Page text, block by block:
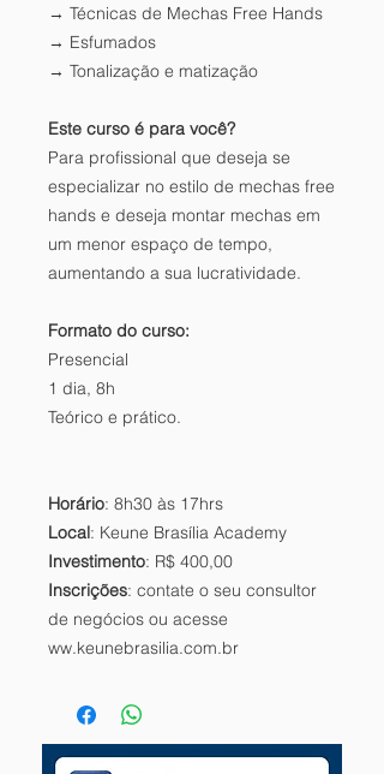
→ Técnicas de Mechas Free Hands
→ Esfumados
→ Tonalização e matização
Este curso é para você?
Para profissional que deseja se
especializar no estilo de mechas free
hands e deseja montar mechas em
um menor espaço de tempo,
aumentando a sua lucratividade.
Formato do curso:
Presencial
1 dia, 8h
Teórico e prático.
Horário: 8h30 às 17hrs
Local: Keune Brasília Academy
Investimento: R$ 400,00
Inscrições: contate o seu consultor
de negócios ou acesse
ww.keunebrasilia.com.br